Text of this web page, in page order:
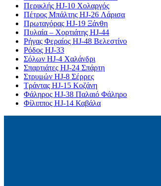
Περικλής HJ-10 Χολαργός
Πέτρος Μπάλτης HJ-26 Λάρισα
Πρωταγόρας HJ-19 Ξάνθη
Πυλαία – Χορτιάτης HJ-44
Ρήγας Φεραίος HJ-48 Βελεστίνο
Ρόδος HJ-33
Σόλων HJ-4 Χαλάνδρι
Σπαρτιάτες HJ-24 Σπάρτη
Στρυμών HJ-8 Σέρρες
Τράντας HJ-15 Κοζάνη
Φάληρος HJ-38 Παλαιό Φάληρο
Φίλιππος HJ-14 Καβάλα